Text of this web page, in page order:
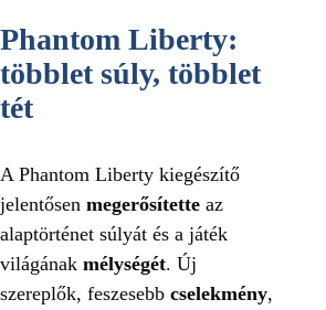
Phantom Liberty:
többlet súly, többlet
tét
A Phantom Liberty kiegészítő
jelentősen megerősítette az
alaptörténet súlyát és a játék
világának mélységét. Új
szereplők, feszesebb cselekmény,